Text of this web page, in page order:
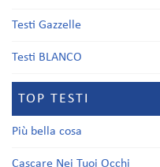
Testi Gazzelle
Testi BLANCO
TOP TESTI
Più bella cosa
Cascare Nei Tuoi Occhi